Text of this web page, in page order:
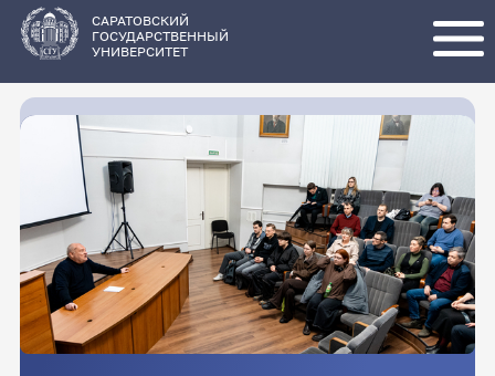
основному
содержанию
САРАТОВСКИЙ
ГОСУДАРСТВЕННЫЙ
УНИВЕРСИТЕТ